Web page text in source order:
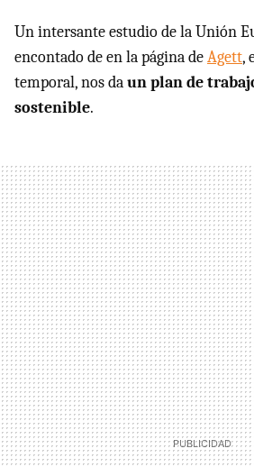
Un intersante estudio de la Unión
encontado de en la página deAgett,
temporal, nos daun plan de
sostenible.